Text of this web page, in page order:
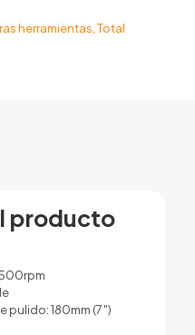
herramientas Total
producto
pulido: 180mm (7″)